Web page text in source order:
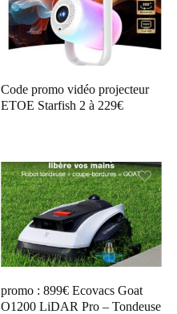
Code promo vidéo projecteur
ETOE Starfish 2 à 229€
promo : 899€ Ecovacs Goat
O1200 LiDAR Pro – Tondeuse